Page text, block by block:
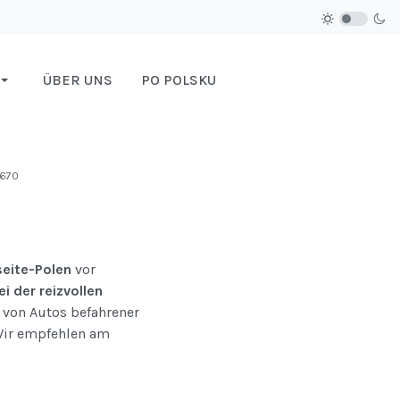
ÜBER UNS PO POLSKU
Polen vor
der reizvollen
Autos befahrener
empfehlen am